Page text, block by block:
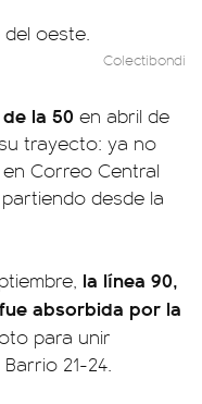
Colectibondi
la 50 en abril de
trayecto: ya no
Correo Central
desde la
la línea 90,
absorbida por la
para unir
21-24.